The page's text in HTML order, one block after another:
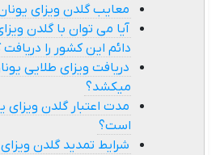
معایب گلدن ویزای
آیا می توان با گلدن
دائم این کشور را دریافت
دریافت ویزای طلایی
میکشد؟
مدت اعتبار گلدن ویزای
است؟
شرایط تمدید گلدن